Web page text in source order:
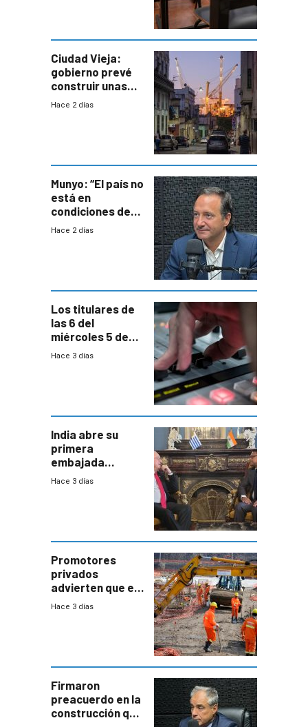
Ciudad Vieja:
gobierno prevé
construir unas
mil viviendas en
Hace 2 días
Munyo: “El país no
está en
condiciones de
enfrentar una
Hace 2 días
Los titulares de
las 6 del
miércoles 5 de
agosto de 2026
Hace 3 días
India abre su
primera
embajada
residente en
enorme
potencial
Hace 3 días
Promotores
privados
advierten que el
nuevo convenio
a revisar
proyectos
Hace 3 días
Firmaron
preacuerdo en la
construcción que